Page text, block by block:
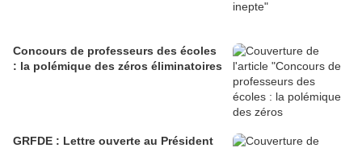
Concours de professeurs des écoles
: la polémique des zéros éliminatoires
GRFDE : Lettre ouverte au Président